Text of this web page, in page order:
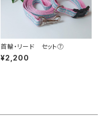
首輪・リード セット⑦
¥2,200